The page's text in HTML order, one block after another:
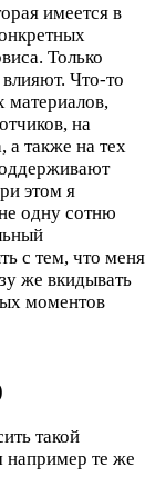
имеется в
Только
Что-то
материалов,
на
а также на тех
этом я
одну сотню
с тем, что меня
же вкидывать
моментов
такой
те же